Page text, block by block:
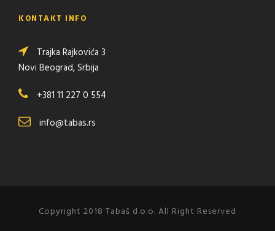
KONTAKT INFO
Trajka Rajkovića 3
Novi Beograd, Srbija
+381 11 227 0 554
info@tabas.rs
Copyright 2018 Tabaš d.o.o. All Right Reserved